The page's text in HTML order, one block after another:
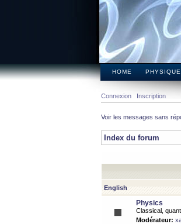
HOME PHYSIQUE
Connexion Inscription
Voir les messages sans
Index du forum
English
Physics
Classical,
Modérateur: